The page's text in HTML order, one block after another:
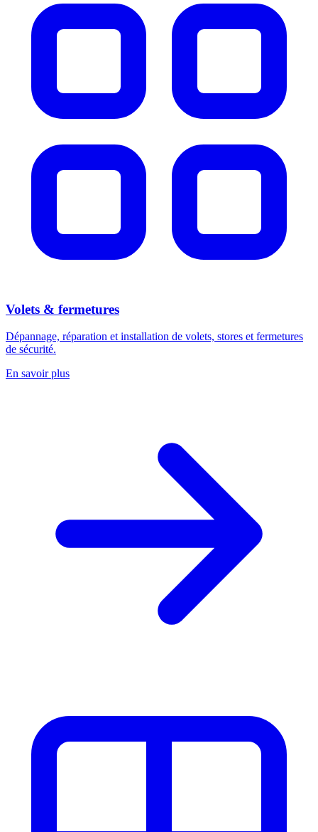
Volets & fermetures
Dépannage, réparation et installation de volets, stores et fermetures
de sécurité.
En savoir plus